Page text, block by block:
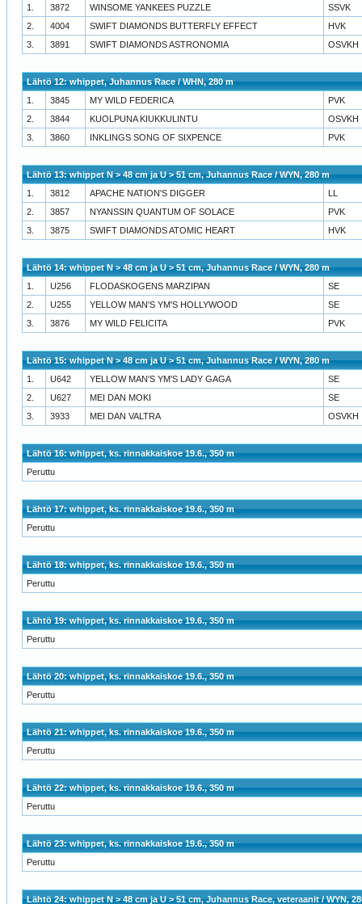
1.
3872 WINSOME YANKEES PUZZLE
SSVK
2.
4004 SWIFT DIAMONDS BUTTERFLY EFFECT
HVK
3.
3891 SWIFT DIAMONDS ASTRONOMIA OSVKH
Lähtö 12: whippet, Juhannus Race / WHN, 280 m
1.
3845 MY WILD FEDERICA
PVK
2.
3844 KUOLPUNA KIUKKULINTU
OSVKH
3.
3860 INKLINGS SONG OF SIXPENCE PVK
Lähtö 13: whippet N > 48 cm ja U > 51 cm, Juhannus Race / WYN, 280 m
1.
3812 APACHE NATION'S DIGGER
LL
2.
3857 NYANSSIN QUANTUM OF SOLACE
PVK
3.
3875 SWIFT DIAMONDS ATOMIC HEART HVK
Lähtö 14: whippet N > 48 cm ja U > 51 cm, Juhannus Race / WYN, 280 m
1.
U256 FLODASKOGENS MARZIPAN
SE
2.
U255 YELLOW MAN'S YM'S HOLLYWOOD
SE
3.
3876 MY WILD FELICITA PVK
Lähtö 15: whippet N > 48 cm ja U > 51 cm, Juhannus Race / WYN, 280 m
1.
U642 YELLOW MAN'S YM'S LADY GAGA
SE
2.
U627 MEI DAN MOKI
SE
3.
3933 MEI DAN VALTRA OSVKH
Lähtö 16: whippet, ks. rinnakkaiskoe 19.6., 350 m
Peruttu
Lähtö 17: whippet, ks. rinnakkaiskoe 19.6., 350 m
Peruttu
Lähtö 18: whippet, ks. rinnakkaiskoe 19.6., 350 m
Peruttu
Lähtö 19: whippet, ks. rinnakkaiskoe 19.6., 350 m
Peruttu
Lähtö 20: whippet, ks. rinnakkaiskoe 19.6., 350 m
Peruttu
Lähtö 21: whippet, ks. rinnakkaiskoe 19.6., 350 m
Peruttu
Lähtö 22: whippet, ks. rinnakkaiskoe 19.6., 350 m
Peruttu
Lähtö 23: whippet, ks. rinnakkaiskoe 19.6., 350 m
Peruttu
Lähtö 24: whippet N > 48 cm ja U > 51 cm, Juhannus Race, veteraanit / WYN,